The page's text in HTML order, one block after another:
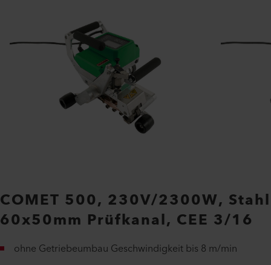
COMET 500, 230V/2300W, Stahl
60x50mm Prüfkanal, CEE 3/16
ohne Getriebeumbau Geschwindigkeit bis 8 m/min